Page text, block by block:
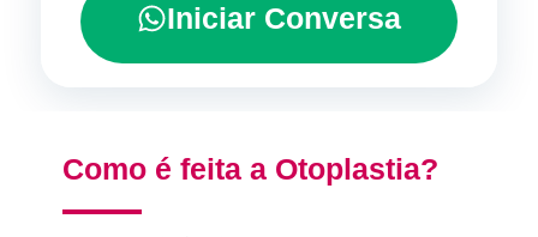
Iniciar Conversa
Como é feita a Otoplastia?